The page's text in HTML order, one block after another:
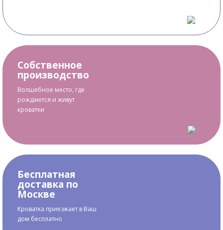
Собственное
производство
Волшебное место, где
рождаются и живут
кроватки
Бесплатная
доставка по
Москве
Кроватка приезжает в Ваш
дом бесплатно